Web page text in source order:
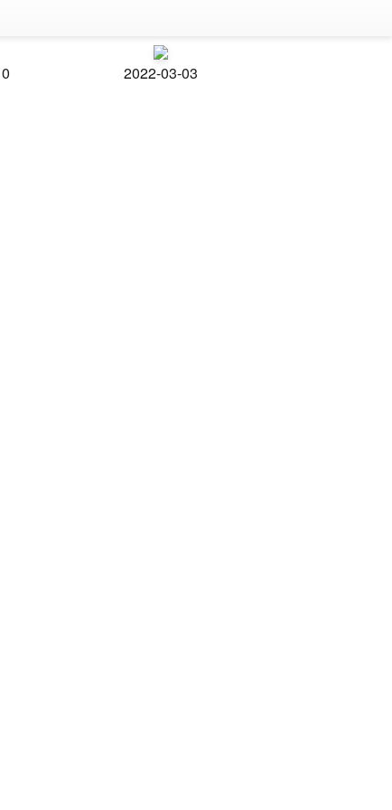
2022-03-03